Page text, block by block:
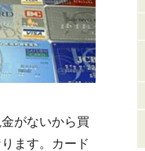
がないから買
ます。カード